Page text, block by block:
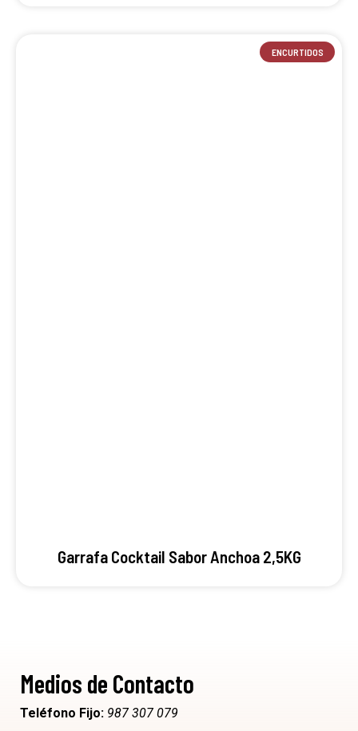
ENCURTIDOS
Garrafa Cocktail Sabor Anchoa 2,5KG
Medios de Contacto
Teléfono Fijo: 987 307 079